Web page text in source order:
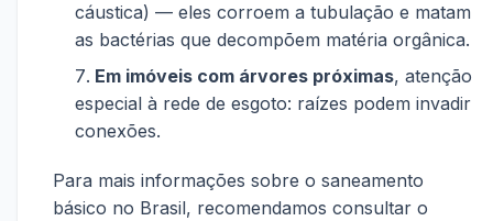
cáustica) — eles corroem a tubulação e matam
as bactérias que decompõem matéria orgânica.
Em imóveis com árvores próximas, atenção
especial à rede de esgoto: raízes podem invadir
conexões.
Para mais informações sobre o saneamento
básico no Brasil, recomendamos consultar o